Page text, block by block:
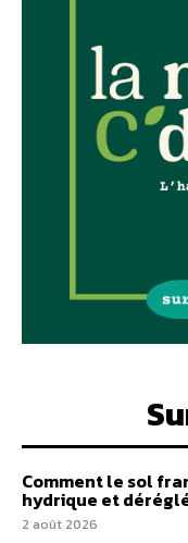
Comment le sol
hydrique et
2 août 2026